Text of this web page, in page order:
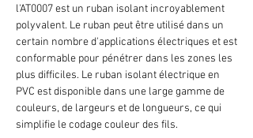
l'AT0007 est un ruban isolant incroyablement
polyvalent. Le ruban peut être utilisé dans un
certain nombre d'applications électriques et est
conformable pour pénétrer dans les zones les
plus difficiles. Le ruban isolant électrique en
PVC est disponible dans une large gamme de
couleurs, de largeurs et de longueurs, ce qui
simplifie le codage couleur des fils.